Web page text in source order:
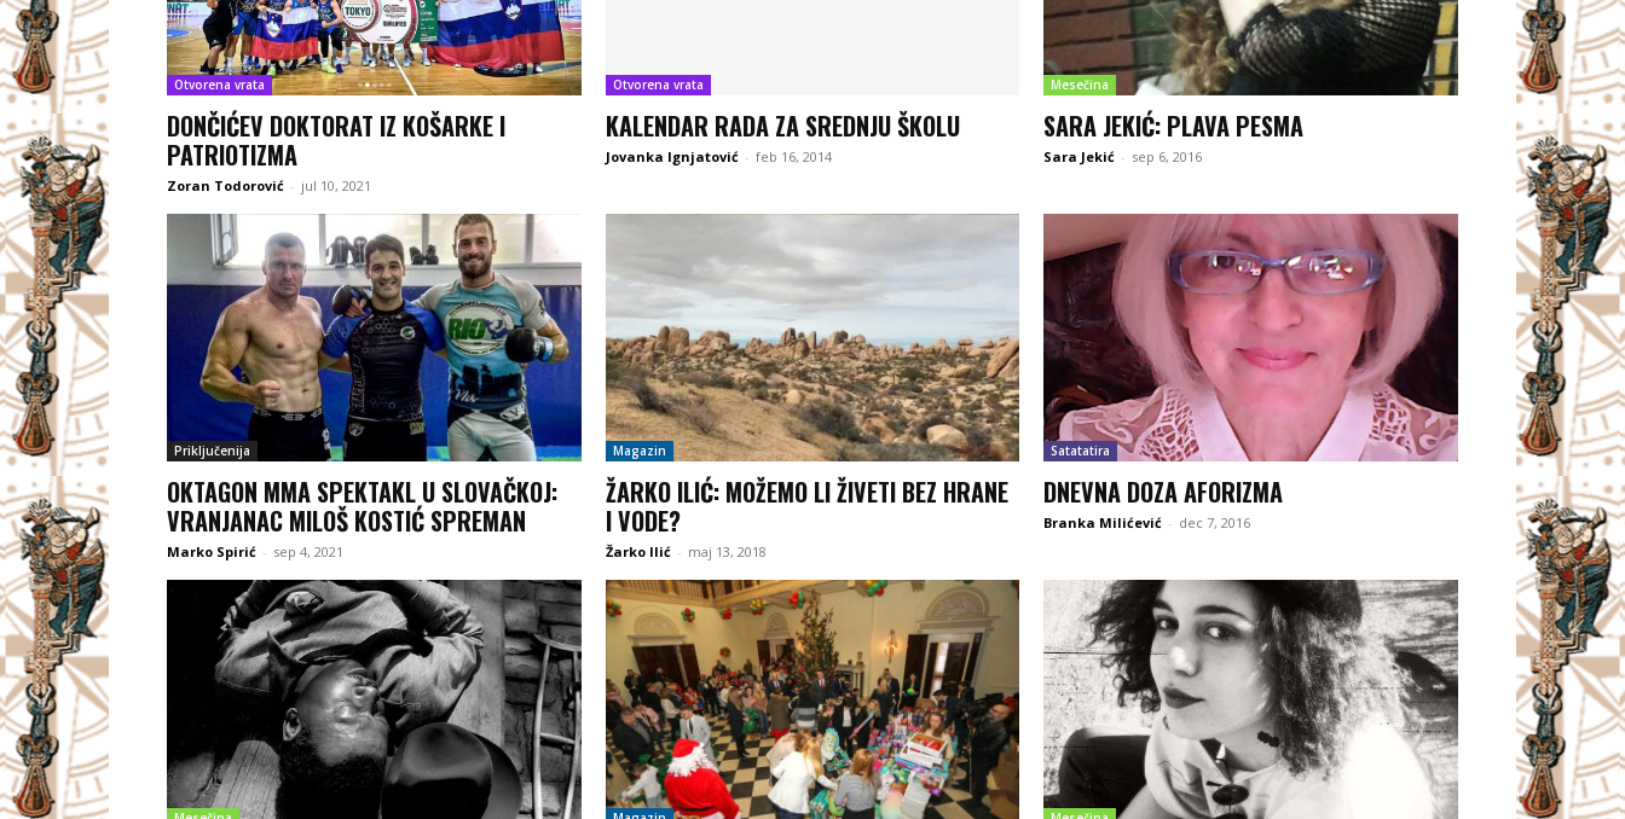
Otvorena vrata
DONČIĆEV DOKTORAT IZ KOŠARKE I
PATRIOTIZMA
Zoran Todorović - jul 10, 2021
Otvorena vrata
KALENDAR RADA ZA SREDNJU ŠKOLU
Jovanka Ignjatović - feb 16, 2014
Mesečina
SARA JEKIĆ: PLAVA PESMA
Sara Jekić - sep 6, 2016
Priključenija
OKTAGON MMA SPEKTAKL U SLOVAČKOJ:
VRANJANAC MILOŠ KOSTIĆ SPREMAN
Marko Spirić - sep 4, 2021
Magazin
ŽARKO ILIĆ: MOŽEMO LI ŽIVETI BEZ HRANE
I VODE?
Žarko Ilić - maj 13, 2018
Satatatira
DNEVNA DOZA AFORIZMA
Branka Milićević - dec 7, 2016